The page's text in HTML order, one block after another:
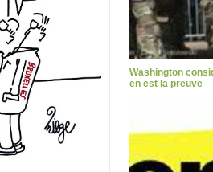
Washington
en est la preuve